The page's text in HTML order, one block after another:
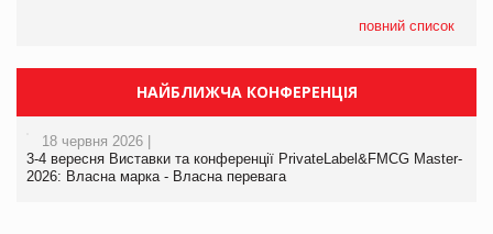
повний список
НАЙБЛИЖЧА КОНФЕРЕНЦІЯ
18 червня 2026 |
3-4 вересня Виставки та конференції PrivateLabel&FMCG Master-
2026: Власна марка - Власна перевага